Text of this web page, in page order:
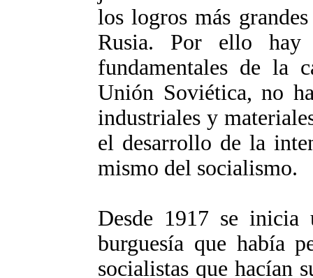
los logros más
Rusia. Por ello hay
fundamentales de la
Unión Soviética, no
industriales y
el desarrollo de la
mismo del socialismo.
Desde 1917 se inicia
burguesía que había
socialistas que hacían